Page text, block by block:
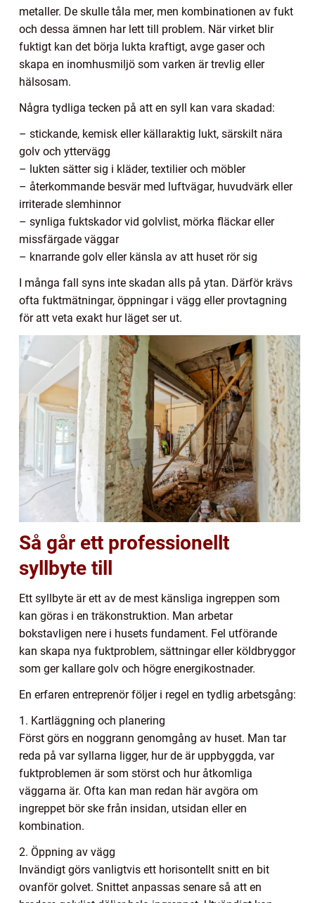
metaller. De skulle tåla mer, men kombinationen av fukt
och dessa ämnen har lett till problem. När virket blir
fuktigt kan det börja lukta kraftigt, avge gaser och
skapa en inomhusmiljö som varken är trevlig eller
hälsosam.
Några tydliga tecken på att en syll kan vara skadad:
– stickande, kemisk eller källaraktig lukt, särskilt nära
golv och yttervägg
– lukten sätter sig i kläder, textilier och möbler
– återkommande besvär med luftvägar, huvudvärk eller
irriterade slemhinnor
– synliga fuktskador vid golvlist, mörka fläckar eller
missfärgade väggar
– knarrande golv eller känsla av att huset rör sig
I många fall syns inte skadan alls på ytan. Därför krävs
ofta fuktmätningar, öppningar i vägg eller provtagning
för att veta exakt hur läget ser ut.
Så går ett professionellt
syllbyte till
Ett syllbyte är ett av de mest känsliga ingreppen som
kan göras i en träkonstruktion. Man arbetar
bokstavligen nere i husets fundament. Fel utförande
kan skapa nya fuktproblem, sättningar eller köldbryggor
som ger kallare golv och högre energikostnader.
En erfaren entreprenör följer i regel en tydlig arbetsgång:
1. Kartläggning och planering
Först görs en noggrann genomgång av huset. Man tar
reda på var syllarna ligger, hur de är uppbyggda, var
fuktproblemen är som störst och hur åtkomliga
väggarna är. Ofta kan man redan här avgöra om
ingreppet bör ske från insidan, utsidan eller en
kombination.
2. Öppning av vägg
Invändigt görs vanligtvis ett horisontellt snitt en bit
ovanför golvet. Snittet anpassas senare så att en